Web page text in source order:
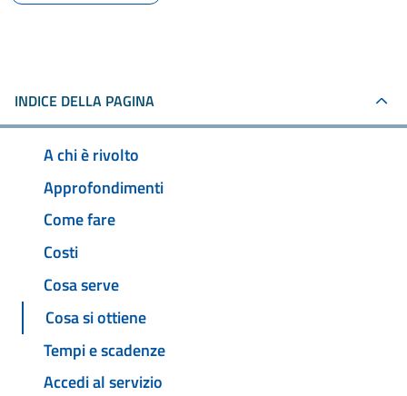
INDICE DELLA PAGINA
A chi è rivolto
Approfondimenti
Come fare
Costi
Cosa serve
Cosa si ottiene
Tempi e scadenze
Accedi al servizio